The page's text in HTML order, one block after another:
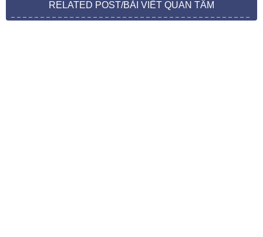
RELATED POST/BÀI VIẾT QUAN TÂM